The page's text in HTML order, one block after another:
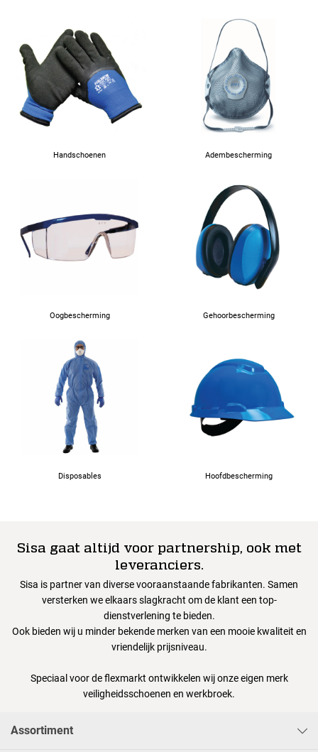
Handschoenen Adembescherming
Oogbescherming Gehoorbescherming
Disposables Hoofdbescherming
Sisa gaat altijd voor partnership, ook met
leveranciers.
Sisa is partner van diverse vooraanstaande fabrikanten. Samen
versterken we elkaars slagkracht om de klant een top-
dienstverlening te bieden.
Ook bieden wij u minder bekende merken van een mooie kwaliteit en
vriendelijk prijsniveau.
Speciaal voor de flexmarkt ontwikkelen wij onze eigen merk
veiligheidsschoenen en werkbroek.
Assortiment